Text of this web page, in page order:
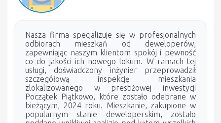
Nasza firma specjalizuje się w profesjonalnych
odbiorach mieszkań od deweloperów,
zapewniając naszym klientom spokój i pewność
co do jakości ich nowego lokum. W ramach tej
usługi, doświadczony inżynier przeprowadził
szczegółową inspekcję mieszkania
zlokalizowanego w prestiżowej inwestycji
Początek Piątkowo, które zostało odebrane w
bieżącym, 2024 roku. Mieszkanie, zakupione w
popularnym stanie deweloperskim, zostało